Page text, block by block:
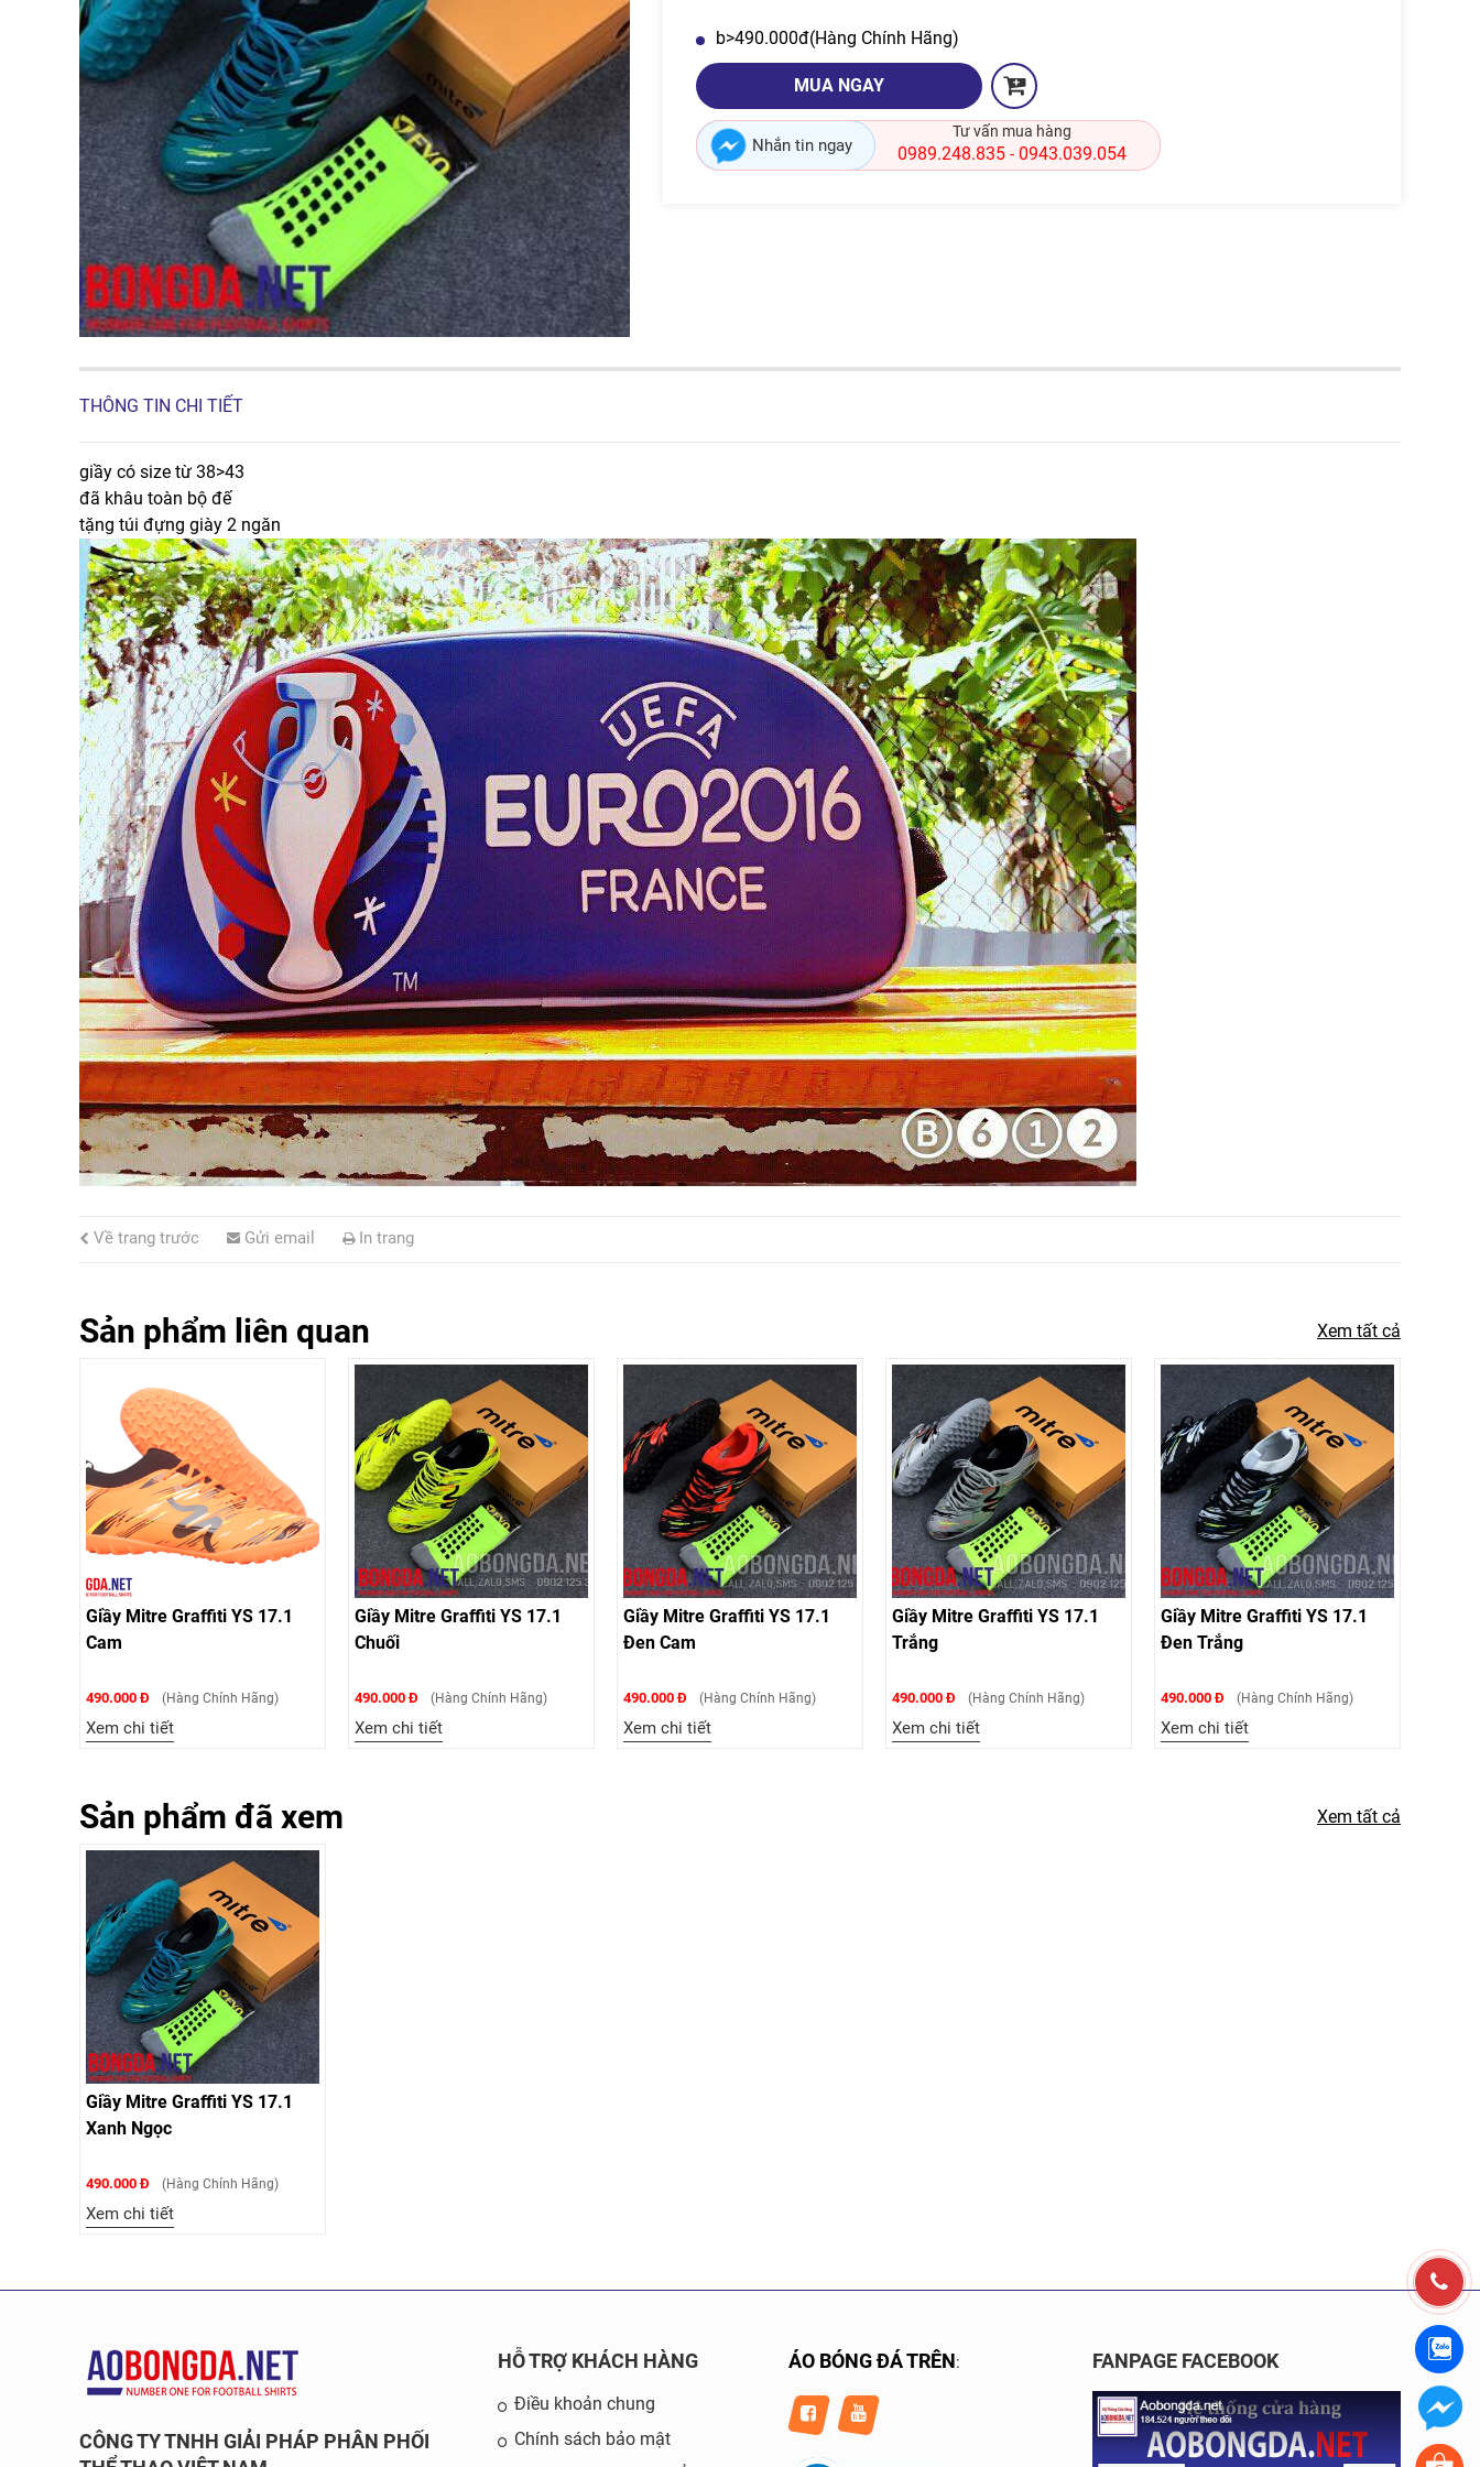
b>490.000đ(Hàng Chính Hãng)
MUA NGAY
Nhắn tin ngay
Tư vấn mua hàng
0989.248.835 - 0943.039.054
THÔNG TIN CHI TIẾT
giầy có size từ 38>43
đã khâu toàn bộ đế
tặng túi đựng giày 2 ngăn
Về trang trước Gửi email In trang
Sản phẩm liên quan Xem tất cả
Giầy Mitre Graffiti YS 17.1
Cam
490.000 Đ (Hàng Chính Hãng)
Xem chi tiết
Giầy Mitre Graffiti YS 17.1
Chuối
490.000 Đ (Hàng Chính Hãng)
Xem chi tiết
Giầy Mitre Graffiti YS 17.1
Đen Cam
490.000 Đ (Hàng Chính Hãng)
Xem chi tiết
Giầy Mitre Graffiti YS 17.1
Trắng
490.000 Đ (Hàng Chính Hãng)
Xem chi tiết
Giầy Mitre Graffiti YS 17.1
Đen Trắng
490.000 Đ (Hàng Chính Hãng)
Xem chi tiết
Sản phẩm đã xem Xem tất cả
Giầy Mitre Graffiti YS 17.1
Xanh Ngọc
490.000 Đ (Hàng Chính Hãng)
Xem chi tiết
CÔNG TY TNHH GIẢI PHÁP PHÂN PHỐI
HỖ TRỢ KHÁCH HÀNG
Điều khoản chung
Chính sách bảo mật
ÁO BÓNG ĐÁ TRÊN: FANPAGE FACEBOOK